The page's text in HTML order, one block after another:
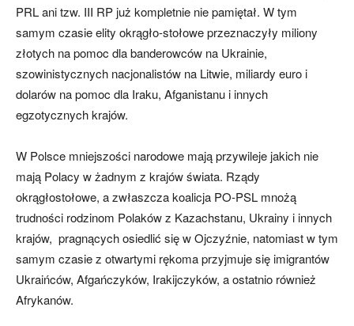
PRL ani tzw. III RP już kompletnie nie pamiętał. W tym
samym czasie elity okrągło-stołowe przeznaczyły miliony
złotych na pomoc dla banderowców na Ukrainie,
szowinistycznych nacjonalistów na Litwie, miliardy euro i
dolarów na pomoc dla Iraku, Afganistanu i innych
egzotycznych krajów.
W Polsce mniejszości narodowe mają przywileje jakich nie
mają Polacy w żadnym z krajów świata. Rządy
okrągłostołowe, a zwłaszcza koalicja PO-PSL mnożą
trudności rodzinom Polaków z Kazachstanu, Ukrainy i innych
krajów, pragnących osiedlić się w Ojczyźnie, natomiast w tym
samym czasie z otwartymi rękoma przyjmuje się imigrantów
Ukraińców, Afgańczyków, Irakijczyków, a ostatnio również
Afrykanów.